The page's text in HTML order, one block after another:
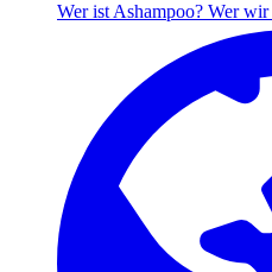
Wer ist Ashampoo? Wer wir